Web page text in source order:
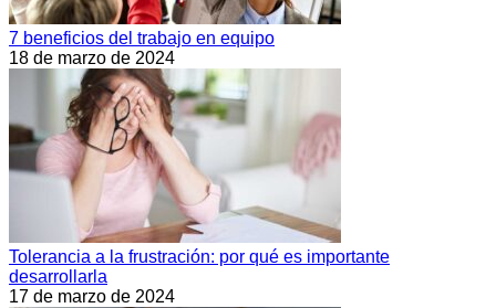
7 beneficios del trabajo en equipo
18 de marzo de 2024
Tolerancia a la frustración: por qué es importante
desarrollarla
17 de marzo de 2024